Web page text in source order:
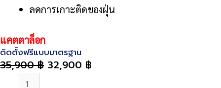
ลดการเกาะติดของฝุ่น
แคตตาล็อก
ติดตั้งฟรีแบบมาตรฐาน
35,900฿ 32,900 ฿
จำนวน